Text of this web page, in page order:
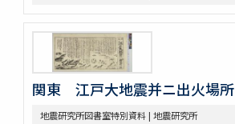
関東 江戸大地震并ニ出火場所
地震研究所図書室特別資料 | 地震研究所